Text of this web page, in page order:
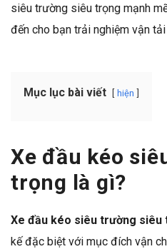
siêu trường siêu trọng mạnh
đến cho bạn trải nghiệm vận
Mục lục bài viết hiện
Xe đầu kéo
trọng là gì?
Xe đầu kéo siêu trường siêu
kế đặc biệt với mục đích vận